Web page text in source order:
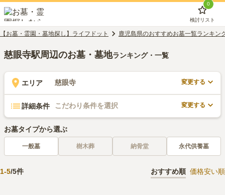
0
検討リスト
【お墓・霊園・墓地探し】ライフドット 鹿児島県のおすすめお墓一覧ランキン
慈眼寺駅周辺のお墓・墓地ランキング・一覧
エリア 慈眼寺 変更する
詳細条件 こだわり条件を選択 変更する
お墓タイプから選ぶ
一般墓 樹木葬 納骨堂 永代供養墓
1-5/5件 おすすめ順 価格安い順